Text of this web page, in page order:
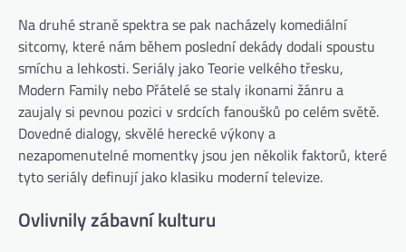
Na druhé straně spektra se pak nacházely komediální
sitcomy, které nám během poslední dekády dodali spoustu
smíchu a lehkosti. Seriály jako Teorie velkého třesku,
Modern Family nebo Přátelé se staly ikonami žánru a
zaujaly si pevnou pozici v srdcích fanoušků po celém světě.
Dovedné dialogy, skvělé herecké výkony a
nezapomenutelné momentky jsou jen několik faktorů, které
tyto seriály definují jako klasiku moderní televize.
Ovlivnily zábavní kulturu